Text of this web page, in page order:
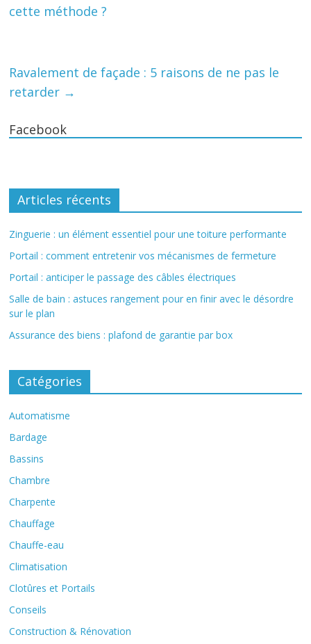
cette méthode ?
Ravalement de façade : 5 raisons de ne pas le
retarder →
Facebook
Articles récents
Zinguerie : un élément essentiel pour une toiture performante
Portail : comment entretenir vos mécanismes de fermeture
Portail : anticiper le passage des câbles électriques
Salle de bain : astuces rangement pour en finir avec le désordre
sur le plan
Assurance des biens : plafond de garantie par box
Catégories
Automatisme
Bardage
Bassins
Chambre
Charpente
Chauffage
Chauffe-eau
Climatisation
Clotûres et Portails
Conseils
Construction & Rénovation